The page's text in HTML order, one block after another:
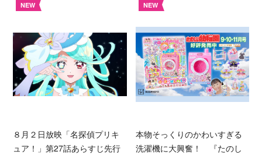
NEW
８月２日放映「名探偵プリキ
ュア！」第27話あらすじ先行
NEW
本物そっくりのかわいすぎる
洗濯機に大興奮！ 『たのし